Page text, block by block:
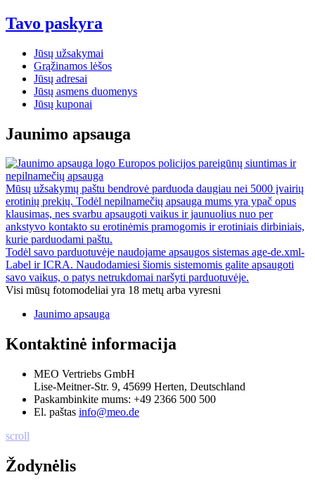
Tavo paskyra
Jūsų užsakymai
Grąžinamos lėšos
Jūsų adresai
Jūsų asmens duomenys
Jūsų kuponai
Jaunimo apsauga
Europos policijos pareigūnų siuntimas ir
nepilnamečių apsauga
Mūsų užsakymų paštu bendrovė parduoda daugiau nei 5000 įvairių
erotinių prekių. Todėl nepilnamečių apsauga mums yra ypač opus
klausimas, nes svarbu apsaugoti vaikus ir jaunuolius nuo per
ankstyvo kontakto su erotinėmis pramogomis ir erotiniais dirbiniais,
kurie parduodami paštu.
Todėl savo parduotuvėje naudojame apsaugos sistemas age-de.xml-
Label ir ICRA. Naudodamiesi šiomis sistemomis galite apsaugoti
savo vaikus, o patys netrukdomai naršyti parduotuvėje.
Visi mūsų fotomodeliai yra 18 metų arba vyresni
Jaunimo apsauga
Kontaktinė informacija
MEO Vertriebs GmbH
Lise-Meitner-Str. 9, 45699 Herten, Deutschland
Paskambinkite mums: +49 2366 500 500
El. paštas info@meo.de
scroll
Žodynėlis